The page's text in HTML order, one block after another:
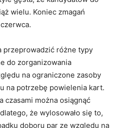
wielu. Koniec zmagań
przeprowadzić różne typy
do zorganizowania
na ograniczone zasoby
na potrzebę powielenia kart.
czasami można osiągnąć
że wylosowało się to,
doboru par ze względu na